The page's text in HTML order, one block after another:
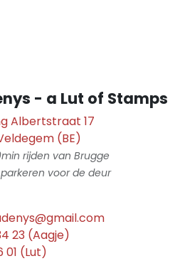
- a Lut of Stamps
Albertstraat 17
(BE)
rijden van Brugge
voor de deur
23 (Aagje)
01 (Lut)